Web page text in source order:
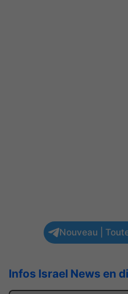
Nouveau |
Infos Israel News en